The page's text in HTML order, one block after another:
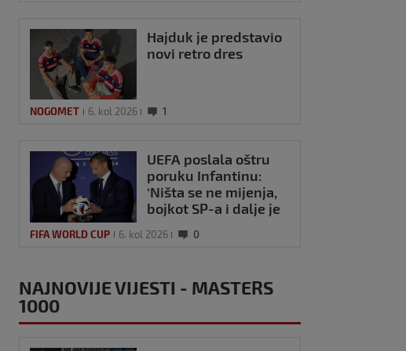
Hajduk je predstavio
novi retro dres
NOGOMET 6. kol 2026 1
UEFA poslala oštru
poruku Infantinu:
‘Ništa se ne mijenja,
bojkot SP-a i dalje je
FIFA WORLD CUP 6. kol 2026 0
NAJNOVIJE VIJESTI - MASTERS
1000